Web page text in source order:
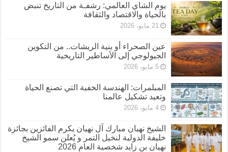
يوم الشاي العالمي: رشفـة من التاريخ تنبض
بالحياة والاقتصاد والثقافة
21 مايو، 2026
عين الصحراء أو بنية الريشات.. من التكوين
الجيولوجي إلى الأساطير التاريخية
5 مايو، 2026
المبلمرات: الهندسة الخفية التي تصنع الحياة
وتعيد تشكيل عالمنا
4 مايو، 2026
الشيخ نهيان مبارك آل نهيان يكرم الفائزين بجائزة
خليفة الدولية لنخيل التمر و يُعلن سمو الشيخ
نهيان بن زايد شخصية العام 2026